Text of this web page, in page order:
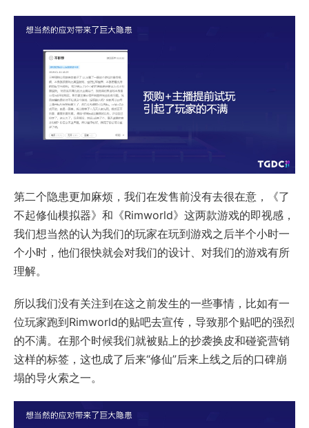
第二个隐患更加麻烦，我们在发售前没有去很在意，《了
不起修仙模拟器》和《Rimworld》这两款游戏的即视感，
我们想当然的认为我们的玩家在玩到游戏之后半个小时一
个小时，他们很快就会对我们的设计、对我们的游戏有所
理解。
所以我们没有关注到在这之前发生的一些事情，比如有一
位玩家跑到Rimworld的贴吧去宣传，导致那个贴吧的强烈
的不满。在那个时候我们就被贴上的抄袭换皮和碰瓷营销
这样的标签，这也成了后来“修仙”后来上线之后的口碑崩
塌的导火索之一。